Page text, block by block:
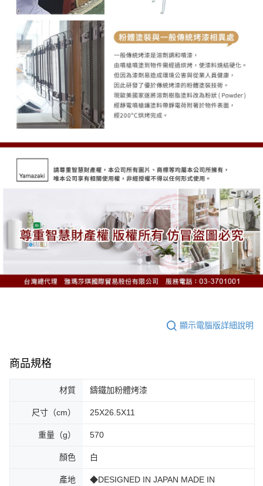
顯示電腦版詳細說明
商品規格
材質 鑄鐵加粉體烤漆
尺寸（cm） 25X26.5X11
重量（g） 570
顏色 白
產地
◆DESIGNED IN JAPAN MADE IN